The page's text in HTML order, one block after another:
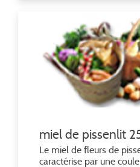
miel de pissenlit
Le miel de fleurs de
caractérise par une